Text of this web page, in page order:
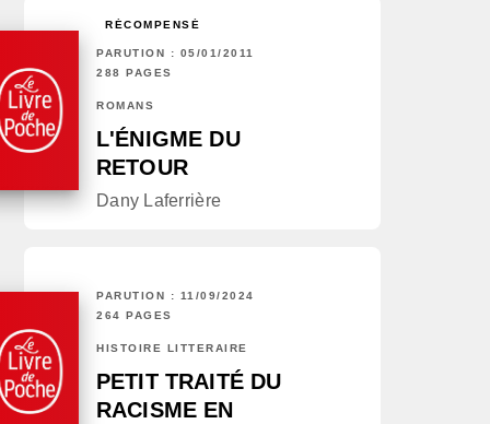
RÉCOMPENSÉ
PARUTION : 05/01/2011
288 PAGES
ROMANS
L'ÉNIGME DU
RETOUR
Dany Laferrière
PARUTION : 11/09/2024
264 PAGES
HISTOIRE LITTÉRAIRE
PETIT TRAITÉ DU
RACISME EN